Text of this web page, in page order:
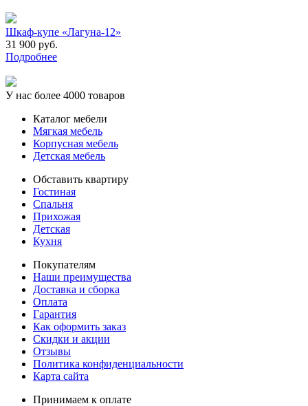
Шкаф-купе «Лагуна-12»
31 900 руб.
Подробнее
У нас более 4000 товаров
Каталог мебели
Мягкая мебель
Корпусная мебель
Детская мебель
Обставить квартиру
Гостиная
Спальня
Прихожая
Детская
Кухня
Покупателям
Наши преимущества
Доставка и сборка
Оплата
Гарантия
Как оформить заказ
Скидки и акции
Отзывы
Политика конфиденциальности
Карта сайта
Принимаем к оплате